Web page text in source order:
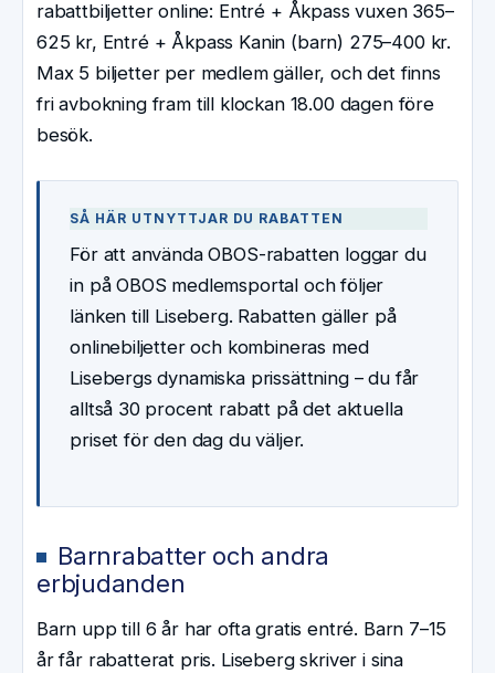
rabattbiljetter online: Entré + Åkpass vuxen 365–
625 kr, Entré + Åkpass Kanin (barn) 275–400 kr.
Max 5 biljetter per medlem gäller, och det finns
fri avbokning fram till klockan 18.00 dagen före
besök.
SÅ HÄR UTNYTTJAR DU RABATTEN
För att använda OBOS-rabatten loggar du
in på OBOS medlemsportal och följer
länken till Liseberg. Rabatten gäller på
onlinebiljetter och kombineras med
Lisebergs dynamiska prissättning – du får
alltså 30 procent rabatt på det aktuella
priset för den dag du väljer.
Barnrabatter och andra
erbjudanden
Barn upp till 6 år har ofta gratis entré. Barn 7–15
år får rabatterat pris. Liseberg skriver i sina